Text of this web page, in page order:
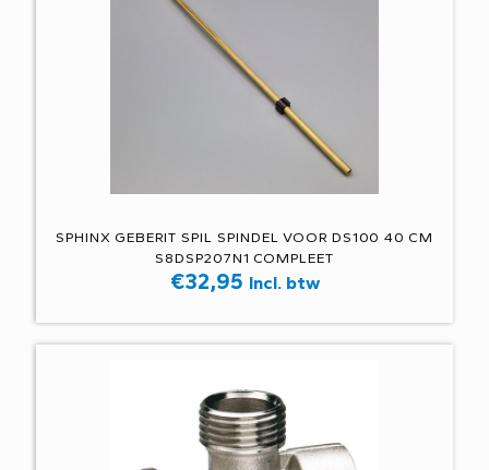
SPHINX GEBERIT SPIL SPINDEL VOOR DS100 40 CM
S8DSP207N1 COMPLEET
€32,95 Incl. btw